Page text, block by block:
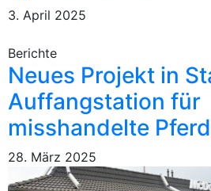
3. April 2025
Berichte
Neues Projekt in
Auffangstation für
misshandelte
28. März 2025